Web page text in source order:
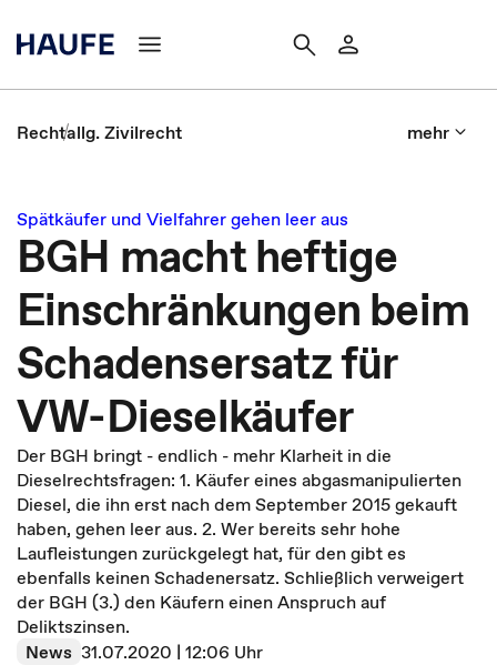
Rechtallg. Zivilrecht mehr
Spätkäufer und Vielfahrer gehen leer aus
BGH macht heftige
Einschränkungen beim
Schadensersatz für
VW-Dieselkäufer
Der BGH bringt - endlich - mehr Klarheit in die
Dieselrechtsfragen: 1. Käufer eines abgasmanipulierten
Diesel, die ihn erst nach dem September 2015 gekauft
haben, gehen leer aus. 2. Wer bereits sehr hohe
Laufleistungen zurückgelegt hat, für den gibt es
ebenfalls keinen Schadenersatz. Schließlich verweigert
der BGH (3.) den Käufern einen Anspruch auf
Deliktszinsen.
News 31.07.2020 | 12:06 Uhr